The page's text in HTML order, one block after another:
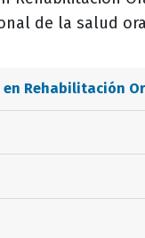
de la salud
en Rehabilitación